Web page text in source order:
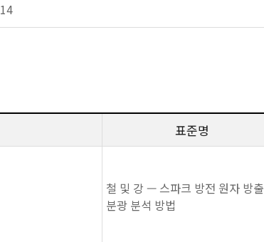
14
표준명
철 및 강 — 스파크 방전 원자 방출
분광 분석 방법